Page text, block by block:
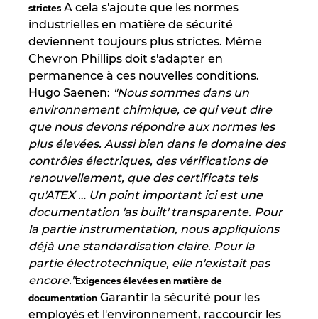
strictes A cela s'ajoute que les normes
industrielles en matière de sécurité
deviennent toujours plus strictes. Même
Chevron Phillips doit s'adapter en
permanence à ces nouvelles conditions.
Hugo Saenen: "Nous sommes dans un
environnement chimique, ce qui veut dire
que nous devons répondre aux normes les
plus élevées. Aussi bien dans le domaine des
contrôles électriques, des vérifications de
renouvellement, que des certificats tels
qu'ATEX … Un point important ici est une
documentation 'as built' transparente. Pour
la partie instrumentation, nous appliquions
déjà une standardisation claire. Pour la
partie électrotechnique, elle n'existait pas
encore."Exigences élevées en matière de
documentation Garantir la sécurité pour les
employés et l'environnement, raccourcir les
Ukraine
United Arab Emirates
United Kingdom
United States